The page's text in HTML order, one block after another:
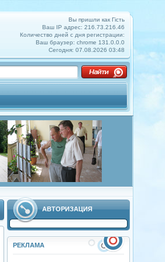
Вы пришли как Гість
Ваш IP адрес: 216.73.216.46
Количество дней с дня регистрации:
Ваш браузер: chrome 131.0.0.0
Сегодня: 07.08.2026 03:48
АВТОРИЗАЦИЯ
РЕКЛАМА